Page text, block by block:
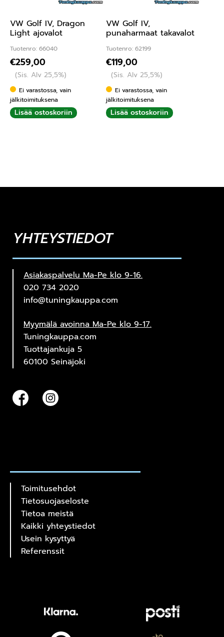
VW Golf IV, Dragon
Light ajovalot
Tuotenro: 66040
€259,00
(Sis. Alv 25,5%)
Ei varastossa, vain
jälkitoimituksena
Lisää ostoskoriin
VW Golf IV,
punaharmaat takavalot
Tuotenro: 62199
€119,00
(Sis. Alv 25,5%)
Ei varastossa, vain
jälkitoimituksena
Lisää ostoskoriin
YHTEYSTIEDOT
Asiakaspalvelu Ma-Pe klo 9-16.
020 734 2020
info@tuningkauppa.com
Myymälä avoinna Ma-Pe klo 9-17.
Tuningkauppa.com
Tuottajankuja 5
60100 Seinäjoki
Toimitusehdot
Tietosuojaseloste
Tietoa meistä
Kaikki yhteystiedot
Usein kysyttyä
Referenssit